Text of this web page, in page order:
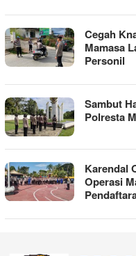
Cegah
Mamasa
Personil
Sambut
Polresta
Karendal
Operasi